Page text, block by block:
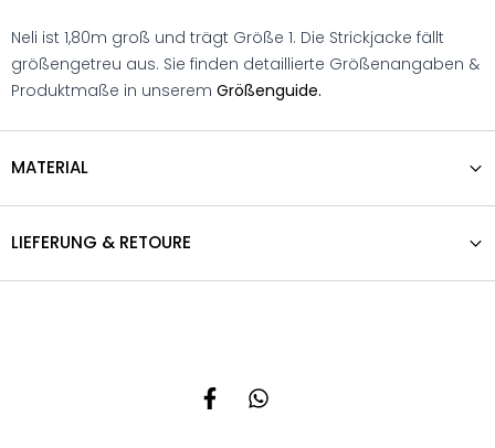
Neli ist 1,80m groß und trägt Größe 1. Die Strickjacke fällt
größengetreu aus. Sie finden detaillierte Größenangaben &
Produktmaße in unserem Größenguide.
MATERIAL
LIEFERUNG & RETOURE